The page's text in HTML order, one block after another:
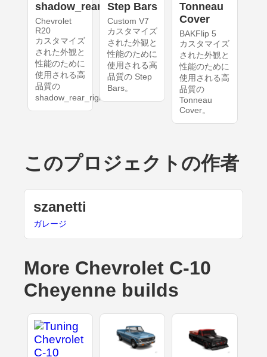
shadow_rear_right
Chevrolet
R20
カスタマイズ
された外観と
性能のために
使用される高
品質の
shadow_rear_right。
Step Bars
Custom V7
カスタマイズ
された外観と
性能のために
使用される高
品質の Step
Bars。
Tonneau
Cover
BAKFlip 5
カスタマイズ
された外観と
性能のために
使用される高
品質の
Tonneau
Cover。
このプロジェクトの作者
szanetti
ガレージ
More Chevrolet C-10
Cheyenne builds